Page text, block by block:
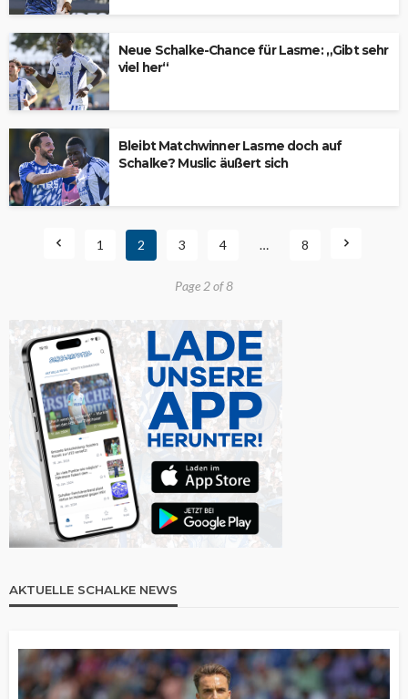
Neue Schalke-Chance für Lasme: „Gibt sehr
viel her“
Bleibt Matchwinner Lasme doch auf
Schalke? Muslic äußert sich
1 2 3 4 … 8
Page 2 of 8
AKTUELLE SCHALKE NEWS